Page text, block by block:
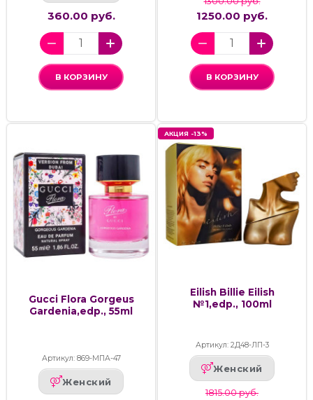
360.00 руб.
В КОРЗИНУ
1250.00 руб.
В КОРЗИНУ
Gucci Flora Gorgeus
Gardenia,edp., 55ml
Артикул: 869-МПА-47
Женский
АКЦИЯ -13%
Eilish Billie Eilish
№1,edp., 100ml
Артикул: 2Д48-ЛП-3
Женский
1815.00 руб.